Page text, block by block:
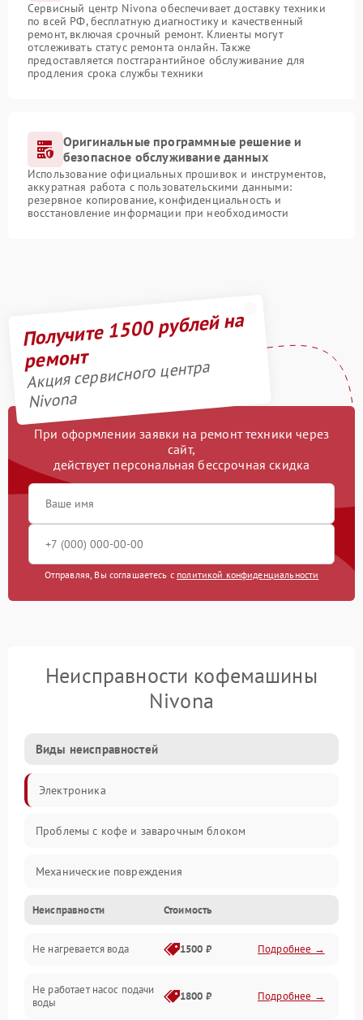
Сервисный центр Nivona обеспечивает доставку техники
по всей РФ, бесплатную диагностику и качественный
ремонт, включая срочный ремонт. Клиенты могут
отслеживать статус ремонта онлайн. Также
предоставляется постгарантийное обслуживание для
продления срока службы техники
Оригинальные программные решение и
безопасное обслуживание данных
Использование официальных прошивок и инструментов,
аккуратная работа с пользовательскими данными:
резервное копирование, конфиденциальность и
восстановление информации при необходимости
Получите 1500 рублей на
ремонт
Акция сервисного центра
Nivona
При оформлении заявки на ремонт техники через
сайт,
действует персональная бессрочная скидка
Отправляя, Вы соглашаетесь с политикой конфиденциальности
Неисправности кофемашины
Nivona
Виды неисправностей
Электроника
Проблемы с кофе и заварочным блоком
Механические повреждения
Прочие неисправности
Включение и работа
Проблемы с водой
Неисправности Стоимость
Не нагревается вода 1500 ₽ Подробнее →
Не работает насос подачи
воды
1800 ₽ Подробнее →